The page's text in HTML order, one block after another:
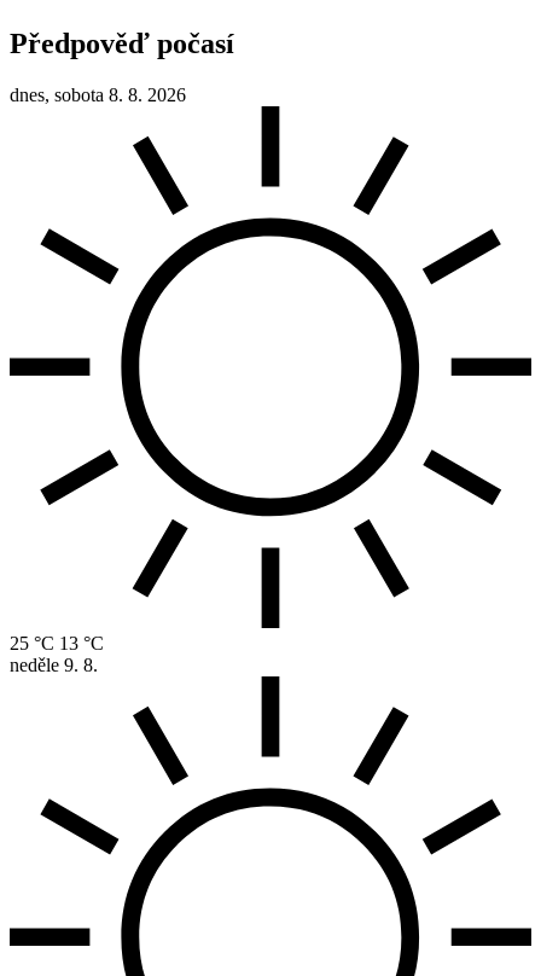
Předpověď počasí
dnes, sobota 8. 8. 2026
25 °C 13 °C
neděle 9. 8.